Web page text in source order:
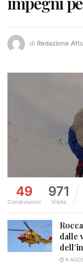
di Redazione
49
Condivisioni
971
Visite
dalle
8